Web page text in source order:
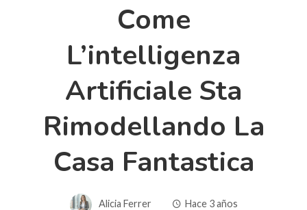
Come
L’intelligenza
Artificiale Sta
Rimodellando La
Casa Fantastica
Alicia Ferrer Hace 3 años